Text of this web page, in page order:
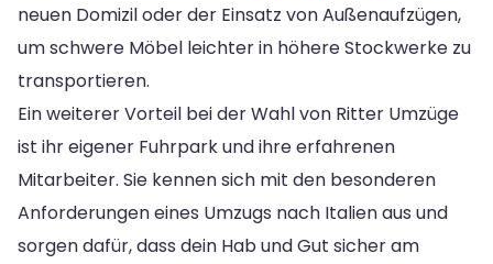
neuen Domizil oder der Einsatz von Außenaufzügen,
um schwere Möbel leichter in höhere Stockwerke zu
transportieren.
Ein weiterer Vorteil bei der Wahl von Ritter Umzüge
ist ihr eigener Fuhrpark und ihre erfahrenen
Mitarbeiter. Sie kennen sich mit den besonderen
Anforderungen eines Umzugs nach Italien aus und
sorgen dafür, dass dein Hab und Gut sicher am